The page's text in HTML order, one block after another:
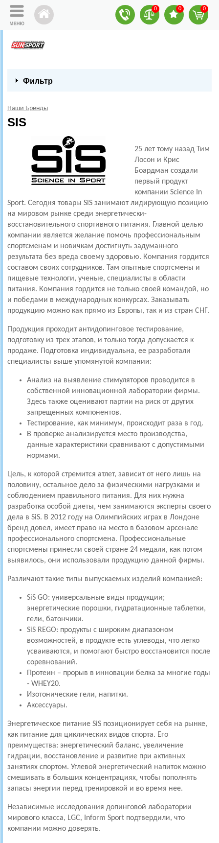
0 0 0
Фильтр
Наши Бренды
SIS
25 лет тому назад Тим
Лосон и Крис
Боардман создали
первый продукт
компании Science In
Sport. Сегодня товары SiS занимают лидирующую позицию
на мировом рынке среди энергетически-
восстановительного спортивного питания. Главной целью
компании является желание помочь профессиональным
спортсменам и новичкам достигнуть задуманного
результата без вреда своему здоровью. Компания гордится
составом своих сотрудников. Там опытные спортсмены и
пищевые технологи, ученые, специалисты в области
питания. Компания гордится не только своей командой, но
и победами в международных конкурсах. Заказывать
продукцию можно как прямо из Европы, так и из стран СНГ.
Продукция проходит антидопинговое тестирование,
подготовку из трех этапов, и только тогда допускается к
продаже. Подготовка индивидуальна, ее разработали
специалисты выше упомянутой компании:
Анализ на выявление стимуляторов проводится в
собственной инновационной лаборатории фирмы.
Здесь также оценивают партии на риск от других
запрещенных компонентов.
Тестирование, как минимум, происходит раза в год.
В проверке анализируется место производства,
данные характеристики сравнивают с допустимыми
нормами.
Цель, к которой стремится атлет, зависит от него лишь на
половину, остальное дело за физическими нагрузками и
соблюдением правильного питания. Для них нужна
разработка особой диеты, чем занимаются эксперты своего
дела в SiS. В 2012 году на Олимпийских играх в Лондоне
бренд довел, имеет право на место в базовом арсенале
профессионального спортсмена. Профессиональные
спортсмены принесли своей стране 24 медали, как потом
выявилось, они использовали продукцию данной фирмы.
Различают такие типы выпускаемых изделий компанией:
SiS GO: универсальные виды продукции;
энергетические порошки, гидратационные таблетки,
гели, батончики.
SiS REGO: продукты c широким диапазоном
возможностей, в продукте есть углеводы, что легко
усваиваются, и помогают быстро восстановится после
соревнований.
Протеин – прорыв в инновации белка за многие годы
- WHEY20.
Изотонические гели, напитки.
Аксессуары.
Энергетическое питание SiS позиционирует себя на рынке,
как питание для циклических видов спорта. Его
преимущества: энергетический баланс, увеличение
гидрации, восстановление и развитие при активных
занятиях спортом. Углевой энергетический напиток можно
смешивать в больших концентрациях, чтобы пополнять
запасы энергии перед тренировкой и во время нее.
Независимые исследования допинговой лаборатории
мирового класса, LGC, Inform Sport подтвердили, что
компании можно доверять.